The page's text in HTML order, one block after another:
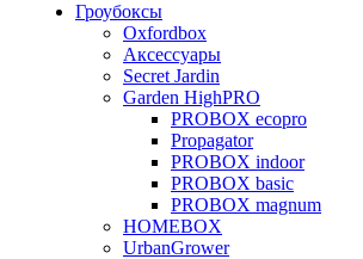
Гроубоксы
Oxfordbox
Аксессуары
Secret Jardin
Garden HighPRO
PROBOX ecopro
Propagator
PROBOX indoor
PROBOX basic
PROBOX magnum
HOMEBOX
UrbanGrower